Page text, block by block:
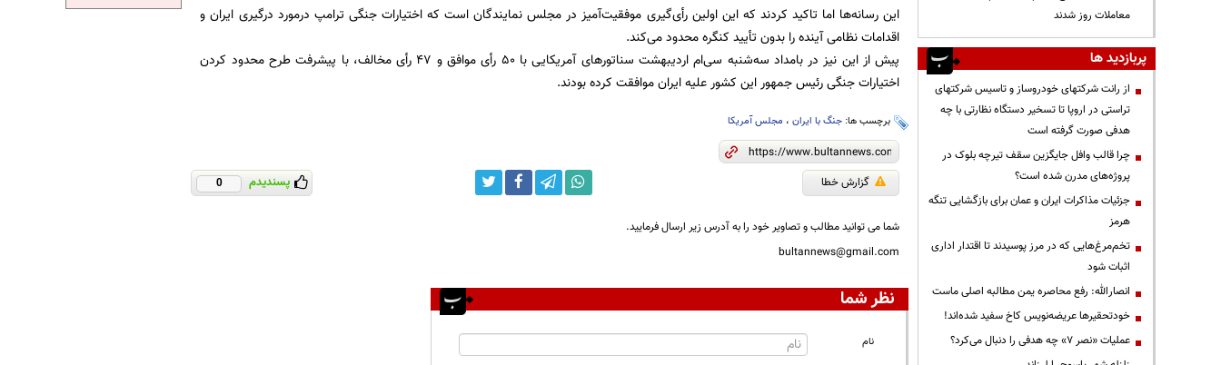
این رسانه‌ها اما تاکید کردند که این اولین رأی‌گیری موفقیت‌آمیز در مجلس نمایندگان است که اختیارات جنگی ترامپ درمورد درگیری ایران و
اقدامات نظامی آینده را بدون تأیید کنگره محدود می‌کند.
پیش از این نیز در بامداد سه‌شنبه سی‌ام اردیبهشت سناتورهای آمریکایی با ۵۰ رأی موافق و ۴۷ رأی مخالف، با پیشرفت طرح محدود کردن
اختیارات جنگی رئیس جمهور این کشور علیه ایران موافقت کرده بودند.
برچسب ها: جنگ با ایران، مجلس آمریکا
گزارش خطا پسندیدم 0
شما می توانید مطالب و تصاویر خود را به آدرس زیر ارسال فرمایید.
bultannews@gmail.com
نظر شما
نام
معاملات روز شدند
پربازدید ها
از رانت‌ شرکتهای خودروساز و تاسیس شرکتهای
تراستی در اروپا تا تسخیر دستگاه نظارتی با چه
هدفی صورت گرفته است
چرا قالب وافل جایگزین سقف تیرچه بلوک در
پروژه‌های مدرن شده است؟
جزئیات مذاکرات ایران و عمان برای بازگشایی تنگه
هرمز
تخم‌مرغ‌هایی که در مرز پوسیدند تا اقتدار اداری
اثبات شود
انصارالله: رفع محاصره یمن مطالبه اصلی ماست
خودتحقیرها عریضه‌نویس کاخ سفید شده‌اند!
عملیات «نصر ۷» چه هدفی را دنبال می‌کرد؟